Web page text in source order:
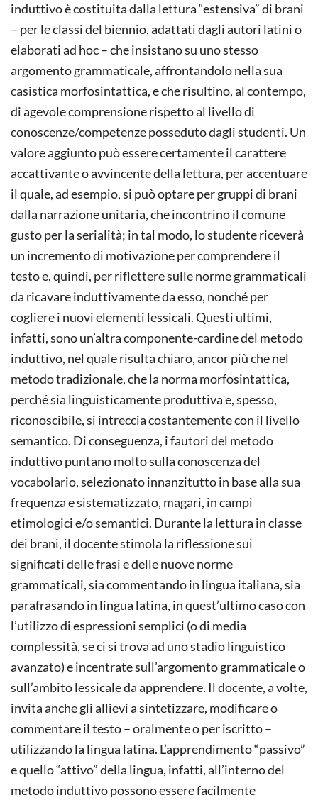
induttivo è costituita dalla lettura “estensiva” di brani
– per le classi del biennio, adattati dagli autori latini o
elaborati ad hoc – che insistano su uno stesso
argomento grammaticale, affrontandolo nella sua
casistica morfosintattica, e che risultino, al contempo,
di agevole comprensione rispetto al livello di
conoscenze/competenze posseduto dagli studenti. Un
valore aggiunto può essere certamente il carattere
accattivante o avvincente della lettura, per accentuare
il quale, ad esempio, si può optare per gruppi di brani
dalla narrazione unitaria, che incontrino il comune
gusto per la serialità; in tal modo, lo studente riceverà
un incremento di motivazione per comprendere il
testo e, quindi, per riflettere sulle norme grammaticali
da ricavare induttivamente da esso, nonché per
cogliere i nuovi elementi lessicali. Questi ultimi,
infatti, sono un’altra componente-cardine del metodo
induttivo, nel quale risulta chiaro, ancor più che nel
metodo tradizionale, che la norma morfosintattica,
perché sia linguisticamente produttiva e, spesso,
riconoscibile, si intreccia costantemente con il livello
semantico. Di conseguenza, i fautori del metodo
induttivo puntano molto sulla conoscenza del
vocabolario, selezionato innanzitutto in base alla sua
frequenza e sistematizzato, magari, in campi
etimologici e/o semantici. Durante la lettura in classe
dei brani, il docente stimola la riflessione sui
significati delle frasi e delle nuove norme
grammaticali, sia commentando in lingua italiana, sia
parafrasando in lingua latina, in quest’ultimo caso con
l’utilizzo di espressioni semplici (o di media
complessità, se ci si trova ad uno stadio linguistico
avanzato) e incentrate sull’argomento grammaticale o
sull’ambito lessicale da apprendere. Il docente, a volte,
invita anche gli allievi a sintetizzare, modificare o
commentare il testo – oralmente o per iscritto –
utilizzando la lingua latina. L’apprendimento “passivo”
e quello “attivo” della lingua, infatti, all’interno del
metodo induttivo possono essere facilmente